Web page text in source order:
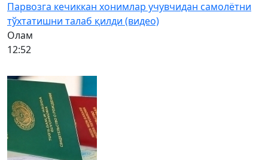
Парвозга кечиккан хонимлар учувчидан самолётни
тўхтатишни талаб қилди (видео)
Олам
12:52